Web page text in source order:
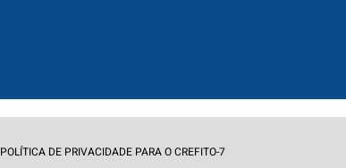
POLÍTICA DE PRIVACIDADE PARA O CREFITO-7